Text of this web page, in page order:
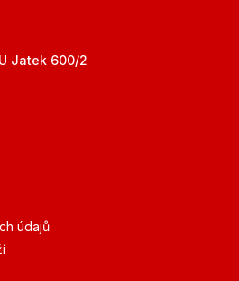
Jatek 600/2
údajů